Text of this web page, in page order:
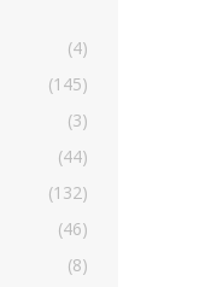
(4)
(145)
(3)
(44)
(132)
(46)
(8)